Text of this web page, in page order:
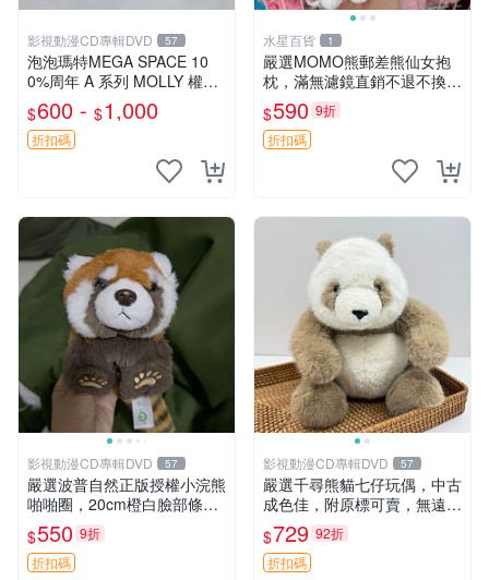
影視動漫CD專輯DVD 57
泡泡瑪特MEGA SPACE 10
0%周年 A 系列 MOLLY 權威
隱藏款 嚴選薄荷巧克力色 80
年代風味 權威推薦 合適收藏
$600 - $1,000
折扣碼
水星百貨 1
嚴選MOMO熊郵差熊仙女抱
枕，滿無濾鏡直銷不退不換
經典造型可愛必備 紅薯啵啵
間抱枕 抱枕 時尚
$590 9折
折扣碼
影視動漫CD專輯DVD 57
嚴選波普自然正版授權小浣熊
啪啪圈，20cm橙白臉部條紋
清晰，毛絨超萌贈品推薦。
小浣熊 波普 圈環
$550 9折
折扣碼
影視動漫CD專輯DVD 57
嚴選千尋熊貓七仔玩偶，中古
成色佳，附原標可賣，無遠方
一手送第二天即達 中古玩偶
熊貓七仔 千尋
$729 92折
折扣碼